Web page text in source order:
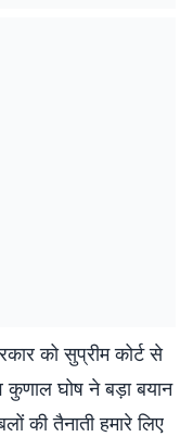
को सुप्रीम कोर्ट से
कुणाल घोष ने बड़ा बयान
की तैनाती हमारे लिए